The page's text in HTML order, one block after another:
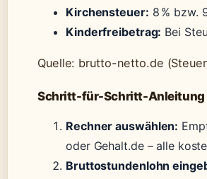
Kirchensteuer: 8 % bzw.
Kinderfreibetrag: Bei
Quelle: brutto-netto.de
Schritt-für-Schritt-Anleitung
Rechner auswählen:
oder Gehalt.de – alle
Bruttostundenlohn